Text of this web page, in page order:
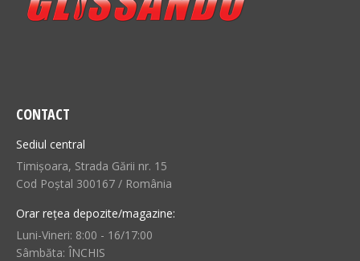
CONTACT
Sediul central
Timișoara, Strada Gării nr. 15
Cod Poștal 300167 / România
Orar rețea depozite/magazine:
Luni-Vineri: 8:00 - 16/17:00
Sâmbăta: ÎNCHIS